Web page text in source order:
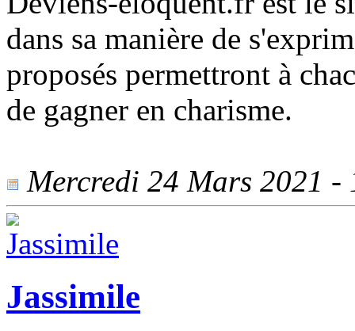
dans sa manière de
proposés permettront à
de gagner en charisme.
Mercredi 24 Mars 2021 -
Jassimile